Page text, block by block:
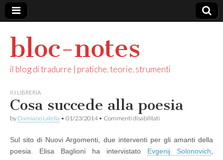
bloc-notes
il blog di tradurre | pratiche, teorie, strumenti
IN LIBRERIA
Cosa succede alla poesia
by Damiano Latella • 01/23/2014• Commenti disabilitati
alla
poesia
Sul sito di Nuovi Argomenti, due interventi per gli amanti della
poesia. Elisa Baglioni ha intervistato Evgenij Solonovich